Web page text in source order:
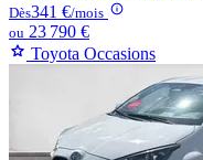
Dès341 €/mois
ou 23 790 €
Toyota Occasions